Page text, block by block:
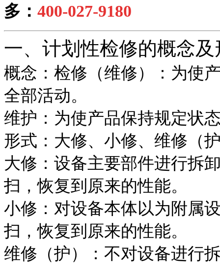
多： 400-027-9180
一、计划性检修的概念及
概念：检修（维修）：为使
全部活动。
维护：为使产品保持规定状
形式：大修、小修、维修（
大修：设备主要部件进行拆
扫，恢复到原来的性能。
小修：对设备本体以为附属
扫，恢复到原来的性能。
维修（护）：不对设备进行